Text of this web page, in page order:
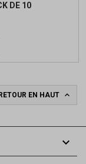
DE 10
EN HAUT 
